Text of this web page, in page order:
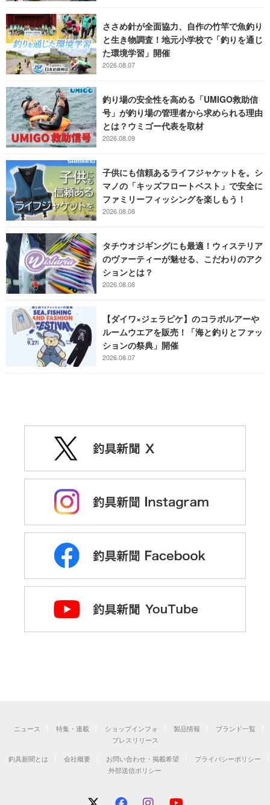
ささめ針が全面協力、自作の竹竿で魚釣り
と生き物調査！地元小学校で「釣りを通じ
た環境学習」開催
2026.08.07
釣り場の安全性を高める「UMIGO救助信
号」が釣り場の管理者から求められる理由
とは？ウミゴー代表を取材
2026.08.09
子供にも信頼あるライフジャケットを。シ
マノの「キッズフロートベスト」で安全に
ファミリーフィッシングを楽しもう！
2026.08.08
タチウオジギングにも最適！ウィステリア
のヴァーティーが魅せる、こだわりのアク
ションとは？
2026.08.08
【ダイワ×ジェラピケ】のコラボルアーや
ルームウエアを販売！「海と釣りとファッ
ションの祭典」開催
2026.08.07
ニュース 特集・連載 ショップインフォ 製品情報
ブランド一覧
プレスリリース
釣具新聞とは
会社概要 お問い合わせ・掲載希望
プライバシーポリシー
外部送信ポリシー